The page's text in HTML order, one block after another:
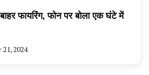
फायरिंग, फोन पर बोला एक घंटे में
2024